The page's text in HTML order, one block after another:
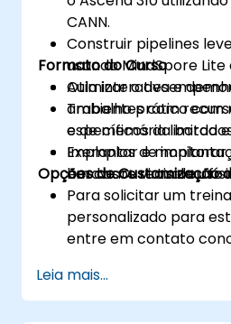
CANN.
Construir pipelines
usando MindSpore Lite
Otimizar o
ambientes com
e de memória
Implantar e monitorar
em casos reais de uso
Formato do Curso
Aula interativa e
Trabalho prático com
específicos da borda
Exemplos de
hardware virtual ou
Opções de Customização
Para solicitar um
personalizado para
entre em contato
Leia mais...